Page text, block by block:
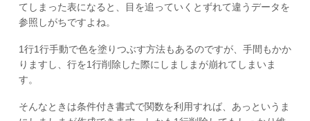
てしまった表になると、目を追っていくとずれて違うデータを
参照しがちですよね。
1行1行手動で色を塗りつぶす方法もあるのですが、手間もかか
りますし、行を1行削除した際にしましまが崩れてしまいま
す。
そんなときは条件付き書式で関数を利用すれば、あっというま